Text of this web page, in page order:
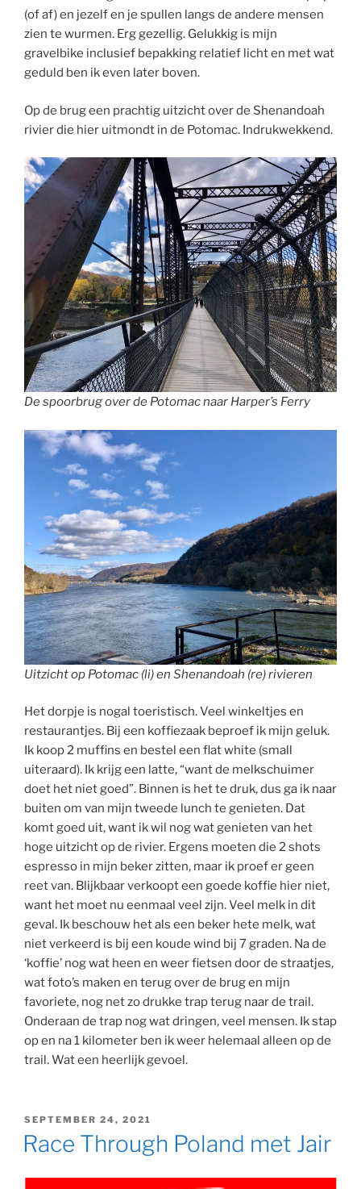
(of af) en jezelf en je spullen langs de andere mensen
zien te wurmen. Erg gezellig. Gelukkig is mijn
gravelbike inclusief bepakking relatief licht en met wat
geduld ben ik even later boven.
Op de brug een prachtig uitzicht over de Shenandoah
rivier die hier uitmondt in de Potomac. Indrukwekkend.
De spoorbrug over de Potomac naar Harper’s Ferry
Uitzicht op Potomac (li) en Shenandoah (re) rivieren
Het dorpje is nogal toeristisch. Veel winkeltjes en
restaurantjes. Bij een koffiezaak beproef ik mijn geluk.
Ik koop 2 muffins en bestel een flat white (small
uiteraard). Ik krijg een latte, “want de melkschuimer
doet het niet goed”. Binnen is het te druk, dus ga ik naar
buiten om van mijn tweede lunch te genieten. Dat
komt goed uit, want ik wil nog wat genieten van het
hoge uitzicht op de rivier. Ergens moeten die 2 shots
espresso in mijn beker zitten, maar ik proef er geen
reet van. Blijkbaar verkoopt een goede koffie hier niet,
want het moet nu eenmaal veel zijn. Veel melk in dit
geval. Ik beschouw het als een beker hete melk, wat
niet verkeerd is bij een koude wind bij 7 graden. Na de
‘koffie’ nog wat heen en weer fietsen door de straatjes,
wat foto’s maken en terug over de brug en mijn
favoriete, nog net zo drukke trap terug naar de trail.
Onderaan de trap nog wat dringen, veel mensen. Ik stap
op en na 1 kilometer ben ik weer helemaal alleen op de
trail. Wat een heerlijk gevoel.
GEPLAATST
OP
SEPTEMBER 24, 2021
Race Through Poland met Jair